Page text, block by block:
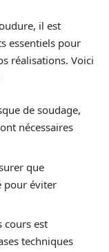
il est
essentiels pour
réalisations. Voici
de soudage,
nécessaires
que
pour éviter
cours est
techniques